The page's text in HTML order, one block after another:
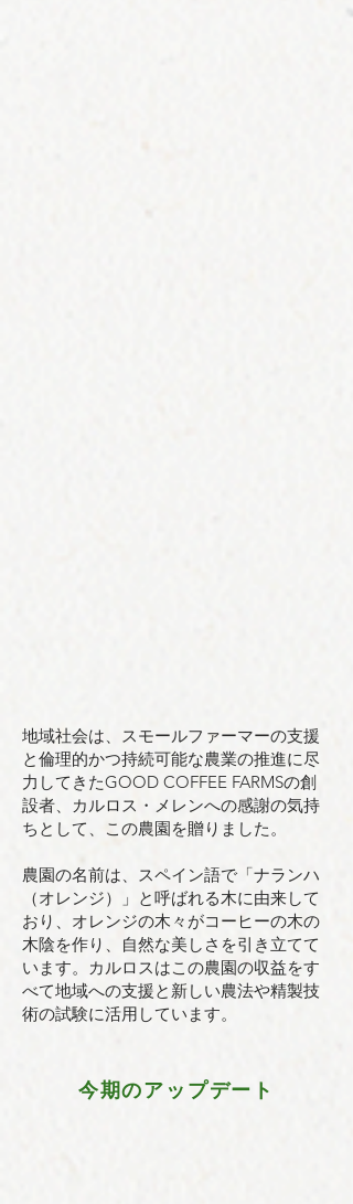
地域社会は、スモールファーマーの支援
と倫理的かつ持続可能な農業の推進に尽
力してきたGOOD COFFEE FARMSの創
設者、カルロス・メレンへの感謝の気持
ちとして、この農園を贈りました。
農園の名前は、スペイン語で「ナランハ
（オレンジ）」と呼ばれる木に由来して
おり、オレンジの木々がコーヒーの木の
木陰を作り、自然な美しさを引き立てて
います。カルロスはこの農園の収益をす
べて地域への支援と新しい農法や精製技
術の試験に活用しています。
今期のアップデート